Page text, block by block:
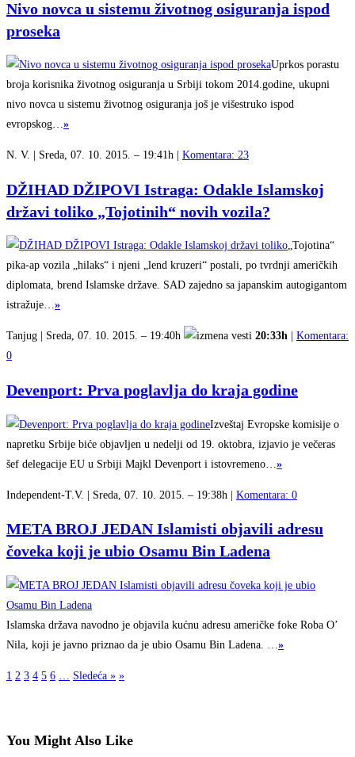
Nivo novca u sistemu životnog osiguranja ispod
proseka
Uprkos porastu
broja korisnika životnog osiguranja u Srbiji tokom 2014.godine, ukupni
nivo novca u sistemu životnog osiguranja još je višestruko ispod
evropskog…»
N. V. | Sreda, 07. 10. 2015. – 19:41h | Komentara: 23
DŽIHAD DŽIPOVI Istraga: Odakle Islamskoj
državi toliko „Tojotinih“ novih vozila?
„Tojotina“
pika-ap vozila „hilaks“ i njeni „lend kruzeri“ postali, po tvrdnji američkih
diplomata, brend Islamske države. SAD zajedno sa japanskim autogigantom
istražuje…»
Tanjug | Sreda, 07. 10. 2015. – 19:40h 20:33h
Komentara:
0
Devenport: Prva poglavlja do kraja godine
Izveštaj Evropske komisije o
napretku Srbije biće objavljen u nedelji od 19. oktobra, izjavio je večeras
šef delegacije EU u Srbiji Majkl Devenport i istovremeno… »
Independent-T.V. | Sreda, 07. 10. 2015. – 19:38h | Komentara: 0
META BROJ JEDAN Islamisti objavili adresu
čoveka koji je ubio Osamu Bin Ladena
Islamska država navodno je objavila kućnu adresu američke foke Roba O’
Nila, koji je javno priznao da je ubio Osamu Bin Ladena. … »
1 2 3 4 5 6 Sledeća » »
You Might Also Like